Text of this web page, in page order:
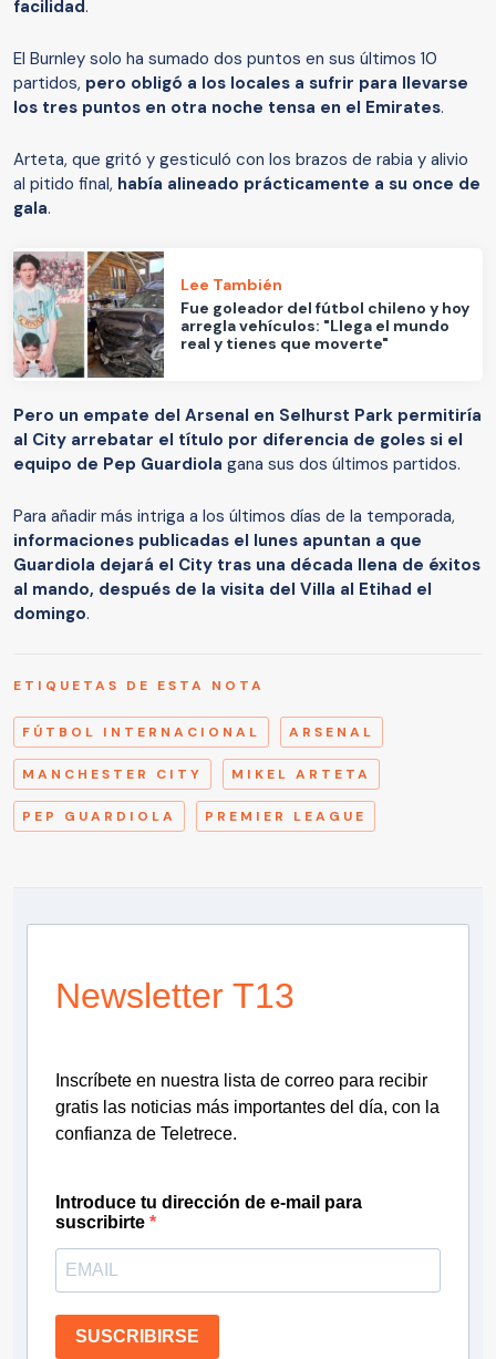
facilidad.
El Burnley solo ha sumado dos puntos en sus últimos 10
partidos, pero obligó a los locales a sufrir para llevarse
los tres puntos en otra noche tensa en el Emirates.
Arteta, que gritó y gesticuló con los brazos de rabia y alivio
al pitido final, había alineado prácticamente a su once de
gala.
Lee También
Fue goleador del fútbol chileno y hoy
arregla vehículos: "Llega el mundo
real y tienes que moverte"
Pero un empate del Arsenal en Selhurst Park permitiría
al City arrebatar el título por diferencia de goles si el
equipo de Pep Guardiola gana sus dos últimos partidos.
Para añadir más intriga a los últimos días de la temporada,
informaciones publicadas el lunes apuntan a que
Guardiola dejará el City tras una década llena de éxitos
al mando, después de la visita del Villa al Etihad el
domingo.
ETIQUETAS DE ESTA NOTA
FÚTBOL INTERNACIONAL ARSENAL
MANCHESTER CITY MIKEL ARTETA
PEP GUARDIOLA PREMIER LEAGUE
Newsletter T13
Inscríbete en nuestra lista de correo para recibir
gratis las noticias más importantes del día, con la
confianza de Teletrece.
Introduce tu dirección de e-mail para
suscribirte
SUSCRIBIRSE